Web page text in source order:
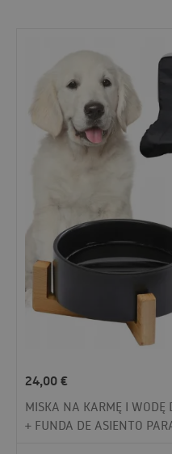
24,00€
MISKA NA KARMĘ I
+ FUNDA DE ASIENTO